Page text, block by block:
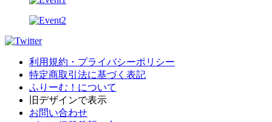
利用規約・プライバシーポリシー
特定商取引法に基づく表記
ふりーむ！について
旧デザインで表示
お問い合わせ